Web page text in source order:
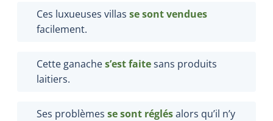
Ces luxueuses villas se sont vendues
facilement.
Cette ganaches’est faitesans produits
laitiers.
Ses problèmes se sont réglésalors qu’il n’y